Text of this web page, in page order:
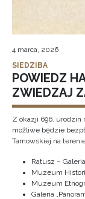
4 marca, 2026
SIEDZIBA
POWIEDZ
ZWIEDZAJ
Z okazji 696. urodzin
możliwe będzie
Tarnowskiej na
Ratusz –
Muzeum
Muzeum
Galeria